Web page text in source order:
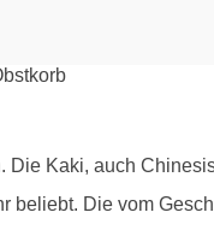
Die Kaki, auch
beliebt. Die vom